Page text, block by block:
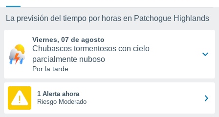
a este
las
y
forma
La previsión del tiempo por horas en Patchogue Highlands
Viernes, 07 de agosto
Chubascos tormentosos con cielo
parcialmente nuboso
Por la tarde
1 Alerta ahora
Riesgo Moderado